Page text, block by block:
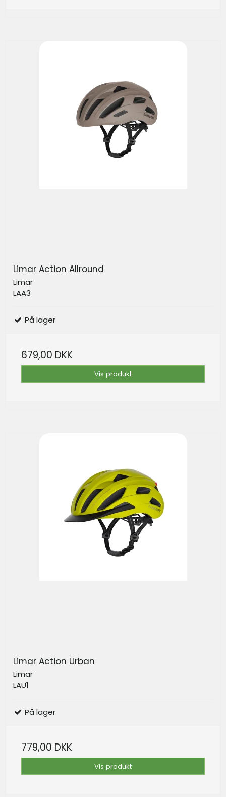
Limar Action Allround
Limar
LAA3
På lager
679,00 DKK
Vis produkt
Limar Action Urban
Limar
LAU1
På lager
779,00 DKK
Vis produkt